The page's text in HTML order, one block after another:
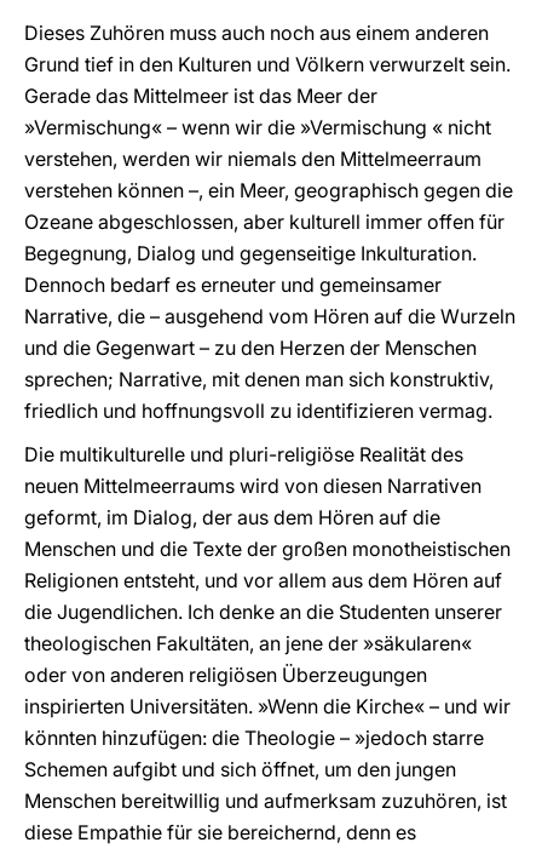
Dieses Zuhören muss auch noch aus einem anderen
Grund tief in den Kulturen und Völkern verwurzelt sein.
Gerade das Mittelmeer ist das Meer der
»Vermischung« – wenn wir die »Vermischung « nicht
verstehen, werden wir niemals den Mittelmeerraum
verstehen können –, ein Meer, geographisch gegen die
Ozeane abgeschlossen, aber kulturell immer offen für
Begegnung, Dialog und gegenseitige Inkulturation.
Dennoch bedarf es erneuter und gemeinsamer
Narrative, die – ausgehend vom Hören auf die Wurzeln
und die Gegenwart – zu den Herzen der Menschen
sprechen; Narrative, mit denen man sich konstruktiv,
friedlich und hoffnungsvoll zu identifizieren vermag.
Die multikulturelle und pluri-religiöse Realität des
neuen Mittelmeerraums wird von diesen Narrativen
geformt, im Dialog, der aus dem Hören auf die
Menschen und die Texte der großen monotheistischen
Religionen entsteht, und vor allem aus dem Hören auf
die Jugendlichen. Ich denke an die Studenten unserer
theologischen Fakultäten, an jene der »säkularen«
oder von anderen religiösen Überzeugungen
inspirierten Universitäten. »Wenn die Kirche« – und wir
könnten hinzufügen: die Theologie – »jedoch starre
Schemen aufgibt und sich öffnet, um den jungen
Menschen bereitwillig und aufmerksam zuzuhören, ist
diese Empathie für sie bereichernd, denn es